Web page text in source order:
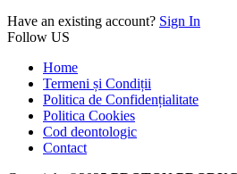
Have an existing account? Sign In
Follow US
Home
Termeni și Condiții
Politica de Confidențialitate
Politica Cookies
Cod deontologic
Contact